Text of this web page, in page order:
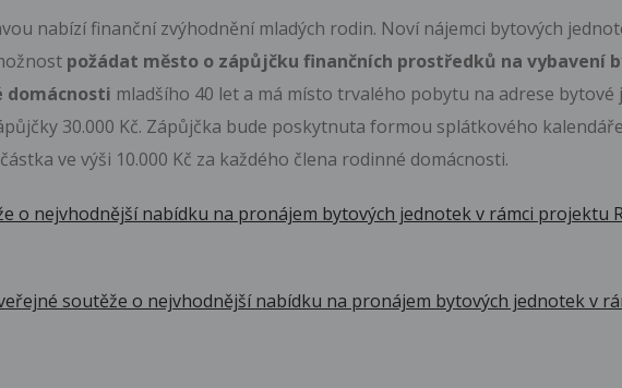
nabízí finanční zvýhodnění mladých rodin. Noví nájemci bytových
požádat město o zápůjčku finančních prostředků na vybavení
domácnosti mladšího 40 let a má místo trvalého pobytu na adrese
30.000 Kč. Zápůjčka bude poskytnuta formou splátkového
ve výši 10.000 Kč za každého člena rodinné domácnosti.
o nejvhodnější nabídku na pronájem bytových jednotek v rámci projektu
soutěže o nejvhodnější nabídku na pronájem bytových jednotek v